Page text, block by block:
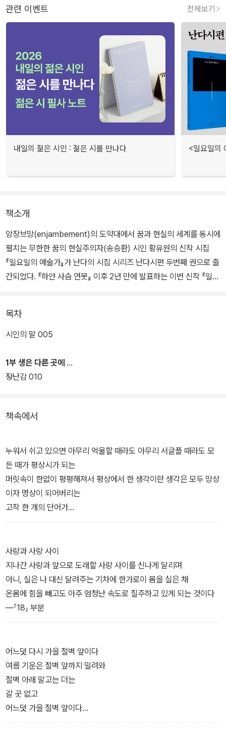
관련 이벤트 전체보기
내일의 젊은 시인 : 젊은 시를 만나다 <일요일의
책소개
앙장브망(enjambement)의 도약대에서 꿈과 현실의 세계를 동시에
펼치는 무한한 꿈의 현실주의자(송승환) 시인 황유원의 신작 시집
『일요일의 예술가』가 난다의 시집 시리즈 난다시편 두번째 권으로 출
간되었다. 『하얀 사슴 연못』 이후 2년 만에 발표하는 이번 신작 『일요
‘일요일의 예술가’란 프랑스 화가 앙리 루소의 별명인 ‘일요일의 화
리는 ‘아마추어 화가’를 가리키는 관용적 표현이다. 시인은 ‘일요일의
화가’를 ‘일요일의 예술가’로 잘못 기억하고 있었는데 그 말을 처음
황유원에게 예술, 그러니까 시란 본업이라기보다는 늘 ‘딴짓’이었다.
등단 후 먹고살 길이 막막해지며 시작한 번역 일이 어느 순간 본업이
되어버렸고 공부에 이어 시까지 포기하기에 이르렀기에. 평일뿐만 아
니라 주말과 휴일까지 모조리 잠식해버린 일. 그럼에도 시는 길을 잃
지 않고 다시 그를 찾아왔다.
목차
시인의 말 005
1부 생은 다른 곳에
장난감 010
책속에서
누워서 쉬고 있으면 아무리 억울할 때라도 아무리 서글플 때라도 모
든 때가 평상시가 되는
머릿속이 한없이 평평해져서 평상에서 한 생각이란 생각은 모두 망상
이자 명상이 되어버리는
고작 한 개의 단어가
일요일의 예술가는 자신이 제작한 평상에 드러누워
―「평상」 부분
사랑과 사랑 사이
지나간 사랑과 앞으로 도래할 사랑 사이를 신나게 달리며
아니, 실은 나 대신 달려주는 기차에 한가로이 몸을 실은 채
온몸에 힘을 빼고도 아주 엄청난 속도로 질주하고 있게 되는 것이다
―「18」 부분
어느덧 다시 가을 절벽 앞이다
여름 기운은 절벽 앞까지 밀려와
절벽 아래 말고는 더는
갈 곳 없고
어느덧 가을 절벽 앞이다
오후 다섯시 반인데 벌써 춥고